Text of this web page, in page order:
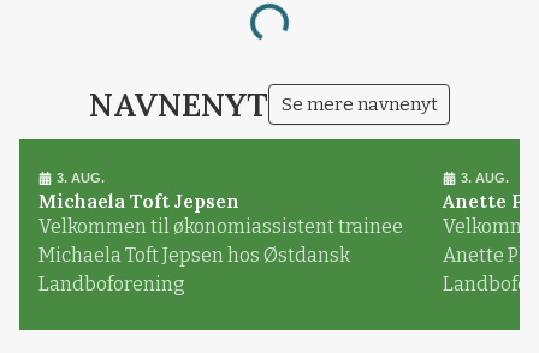
Loading...
NAVNENYT Se mere navnenyt
3. AUG.
Michaela Toft Jepsen
Velkommen til økonomiassistent trainee
Michaela Toft Jepsen hos Østdansk
Landboforening
3. AUG.
Anette
Anette